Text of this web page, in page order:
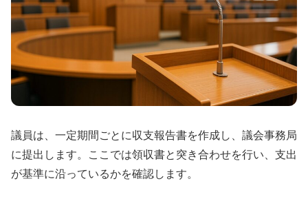
議員は、一定期間ごとに収支報告書を作成し、議会事務局
に提出します。ここでは領収書と突き合わせを行い、支出
が基準に沿っているかを確認します。